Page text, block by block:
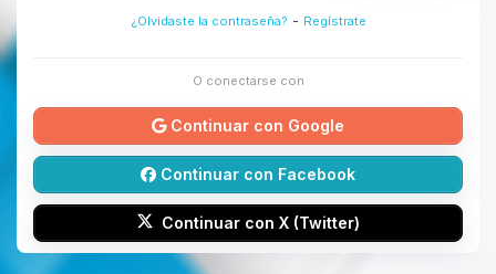
¿Olvidaste la contraseña? - Regístrate
O conectarse con
Continuar con Google
Continuar con Facebook
Continuar con X (Twitter)